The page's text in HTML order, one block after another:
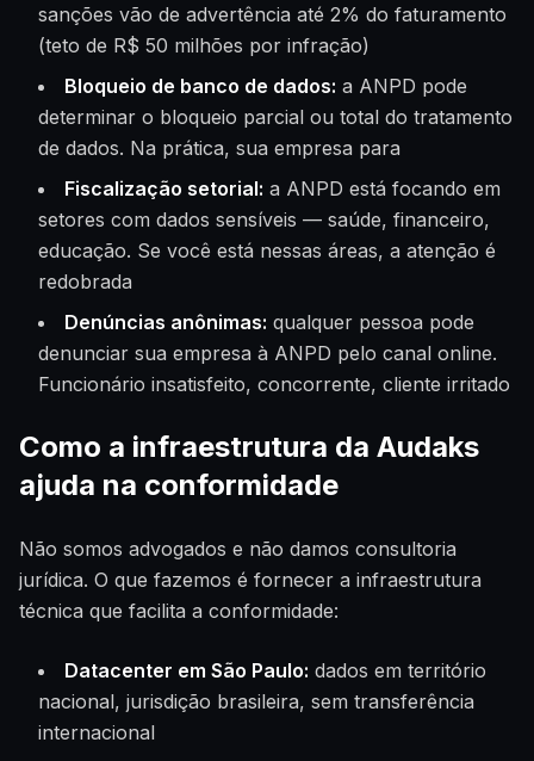
sanções vão de advertência até 2% do faturamento
(teto de R$ 50 milhões por infração)
Bloqueio de banco de dados: a ANPD pode
determinar o bloqueio parcial ou total do tratamento
de dados. Na prática, sua empresa para
Fiscalização setorial: a ANPD está focando em
setores com dados sensíveis — saúde, financeiro,
educação. Se você está nessas áreas, a atenção é
redobrada
Denúncias anônimas: qualquer pessoa pode
denunciar sua empresa à ANPD pelo canal online.
Funcionário insatisfeito, concorrente, cliente irritado
Como a infraestrutura da Audaks
ajuda na conformidade
Não somos advogados e não damos consultoria
jurídica. O que fazemos é fornecer a infraestrutura
técnica que facilita a conformidade:
Datacenter em São Paulo: dados em território
nacional, jurisdição brasileira, sem transferência
internacional